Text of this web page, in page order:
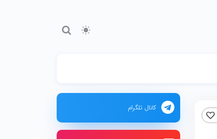
کانال تلگرام